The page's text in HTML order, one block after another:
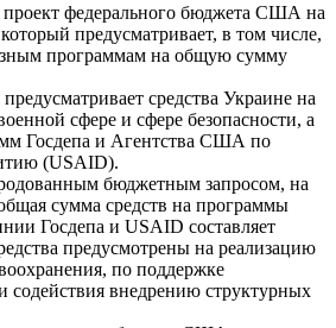
федерального бюджета США на
предусматривает, в том числе,
программам на общую сумму
средства Украине на
сфере и сфере безопасности, а
Госдепа и Агентства США по
(USAID).
бюджетным запросом, на
сумма средств на программы
Госдепа и USAID составляет
предусмотрены на реализацию
по поддержке
содействия внедрению структурных